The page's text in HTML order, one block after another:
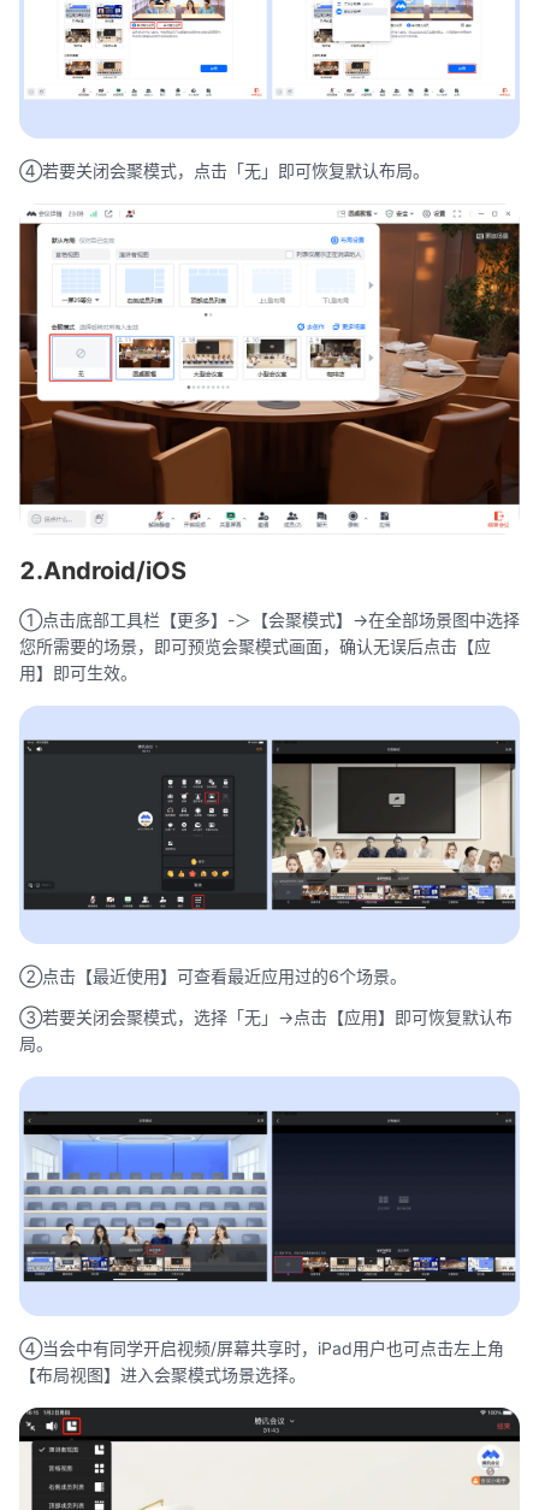
④若要关闭会聚模式，点击「无」即可恢复默认布局。
2.Android/iOS
①点击底部工具栏【更多】-＞【会聚模式】->在全部场景图中选择
您所需要的场景，即可预览会聚模式画面，确认无误后点击【应
用】即可生效。
②点击【最近使用】可查看最近应用过的6个场景。
③若要关闭会聚模式，选择「无」->点击【应用】即可恢复默认布
局。
④当会中有同学开启视频/屏幕共享时，iPad用户也可点击左上角
【布局视图】进入会聚模式场景选择。